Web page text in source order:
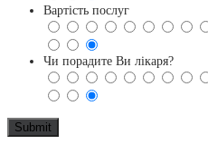
Вартість послуг
Чи порадите Ви лікаря?